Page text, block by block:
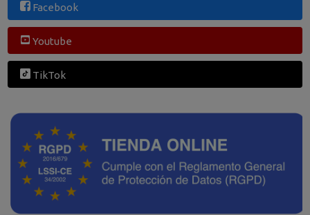
Facebook
Youtube
TikTok